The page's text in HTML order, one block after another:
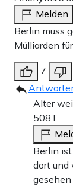
Melden
Berlin muss
Mülliarden
7
Alter
508T
Berlin
dort und